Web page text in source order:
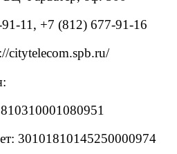
11, +7 (812) 677-91-16
citytelecom.spb.ru/
30101810145250000974